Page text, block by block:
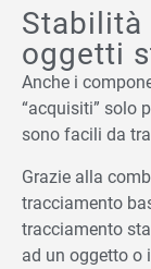
Stabilità
oggetti
Anche i
“acquisiti” solo
sono facili da
Grazie alla
tracciamento
tracciamento
ad un oggetto o